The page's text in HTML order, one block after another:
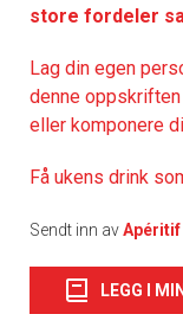
store fordeler
Lag din egen
denne
eller komponere
Få ukens drink
Sendt inn avApéritif
LEGG I